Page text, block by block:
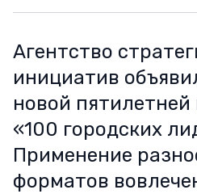
Агентство
инициатив
новой
«100 городских
Применение
форматов